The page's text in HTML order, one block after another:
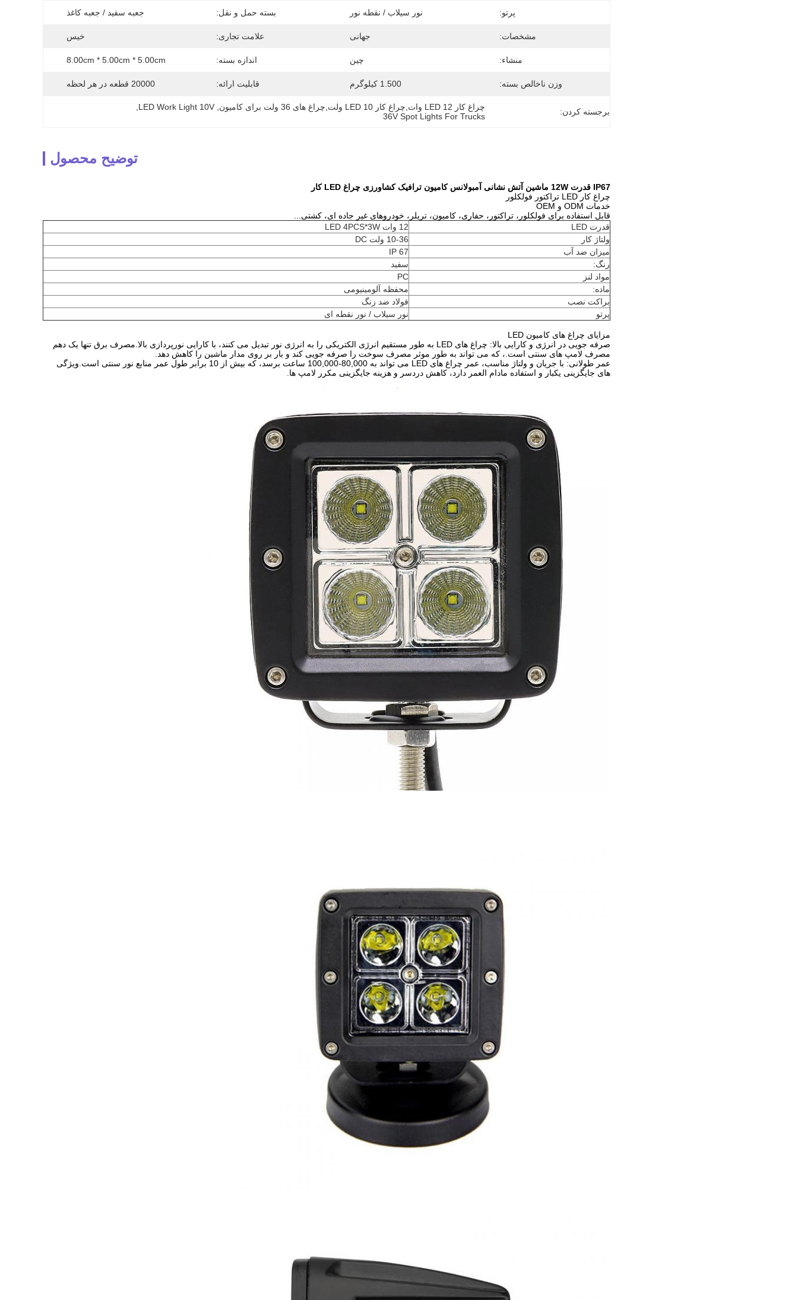
پرتو: نور سیلاب / نقطه نور بسته حمل و نقل: جعبه سفید / جعبه کاغذ
مشخصات: جهانی علامت تجاری: خیس
منشاء: چین اندازه بسته: 8.00cm * 5.00cm * 5.00cm
وزن ناخالص بسته: 1.500 کیلوگرم قابلیت ارائه: 20000 قطعه در هر لحظه
برجسته کردن: چراغ کار LED 12 وات,چراغ کار LED 10 ولت,چراغ های 36 ولت برای کامیون ,
LED Work Light 10V
36V Spot Lights For Trucks
توضیح محصول
IP67 قدرت 12W ماشین آتش نشانی آمبولانس کامیون ترافیک کشاورزی چراغ LED کار
چراغ کار LED تراکتور فولکلور
خدمات ODM و OEM
قابل استفاده برای فولکلور، تراکتور، حفاری، کامیون، تریلر، خودروهای غیر جاده ای، کشتی...
قدرت LED
12 وات LED 4PCS*3W
ولتاژ کار
10-36 ولت DC
میزان ضد آب
IP 67
رنگ:
سفید
مواد لنز
PC
ماده:
محفظه آلومینیومی
براکت نصب
فولاد ضد زنگ
پرتو
نور سیلاب / نور نقطه ای
مزایای چراغ های کامیون LED
صرفه جویی در انرژی و کارایی بالا: چراغ های LED به طور مستقیم انرژی الکتریکی را به انرژی نور تبدیل می کنند، با کارایی نورپردازی بالا.مصرف برق تنها یک دهم
مصرف لامپ های سنتی است.، که می تواند به طور موثر مصرف سوخت را صرفه جویی کند و بار بر روی مدار ماشین را کاهش دهد.
عمر طولانی: با جریان و ولتاژ مناسب، عمر چراغ های LED می تواند به 80,000-100,000 ساعت برسد، که بیش از 10 برابر طول عمر منابع نور سنتی است.ویژگی
های جایگزینی یکبار و استفاده مادام العمر دارد، کاهش دردسر و هزینه جایگزینی مکرر لامپ ها.